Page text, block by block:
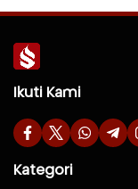
Ikuti Kami
Kategori